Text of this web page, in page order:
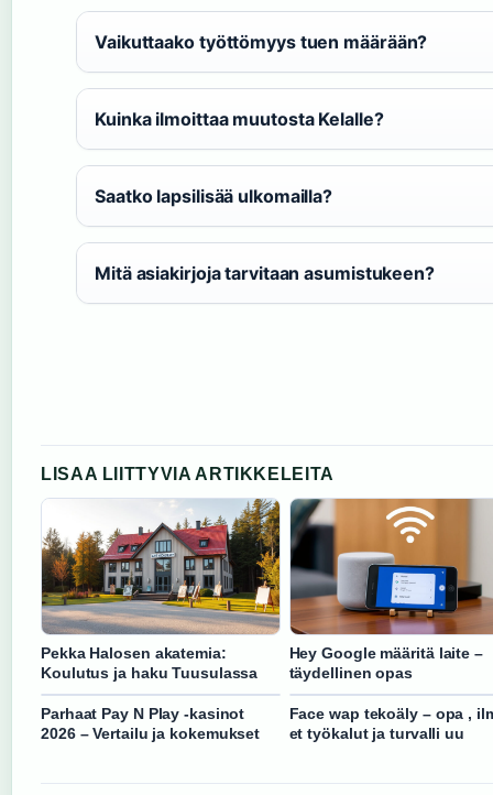
Vaikuttaako työttömyys tuen määrään?
Kuinka ilmoittaa muutosta Kelalle?
Saatko lapsilisää ulkomailla?
Mitä asiakirjoja tarvitaan asumistukeen?
LISAA LIITTYVIA ARTIKKELEITA
Pekka Halosen akatemia:
Koulutus ja haku Tuusulassa
Hey Google määritä laite –
täydellinen opas
Parhaat Pay N Play -kasinot
2026 – Vertailu ja kokemukset
Face wap tekoäly – opa ,
et työkalut ja turvalli uu